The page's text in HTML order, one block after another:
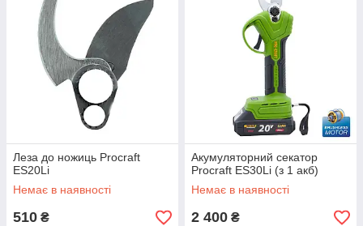
Леза до ножиць Procraft
ES20Li
Немає в наявності
510 ₴
Акумуляторний секатор
Procraft ES30Li (з 1 акб)
Немає в наявності
2 400 ₴